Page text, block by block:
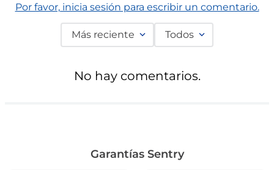
Por favor, inicia sesión para escribir un comentario.
Más reciente Todos
No hay comentarios.
Garantías Sentry